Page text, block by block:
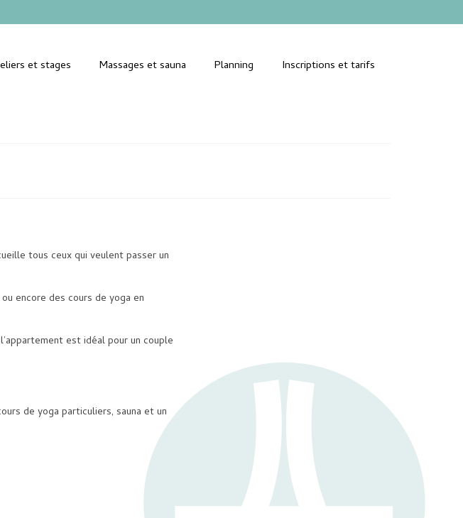
et stages Massages et sauna Planning
Inscriptions et tarifs
tous ceux qui veulent passer un
encore des cours de yoga en
est idéal pour un couple
de yoga particuliers, sauna et un